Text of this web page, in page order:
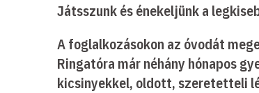
Játsszunk és énekeljünk a
A foglalkozásokon az óvodát
Ringatóra már néhány hónapos
kicsinyekkel, oldott, szeretetteli